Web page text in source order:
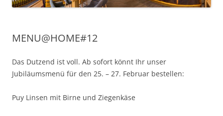
MENU@HOME#12
Das Dutzend ist voll. Ab sofort könnt Ihr unser
Jubiläumsmenü für den 25. – 27. Februar bestellen:
Puy Linsen mit Birne und Ziegenkäse